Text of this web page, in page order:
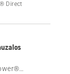
Direct